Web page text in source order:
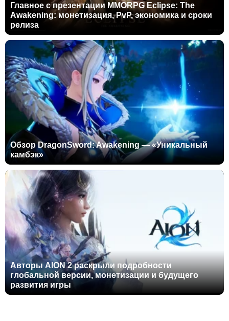
Главное с презентации MMORPG Eclipse: The
Awakening: монетизация, PvP, экономика и сроки
релиза
Обзор DragonSword: Awakening — «Уникальный
камбэк»
Авторы AION 2 раскрыли подробности
глобальной версии, монетизации и будущего
развития игры